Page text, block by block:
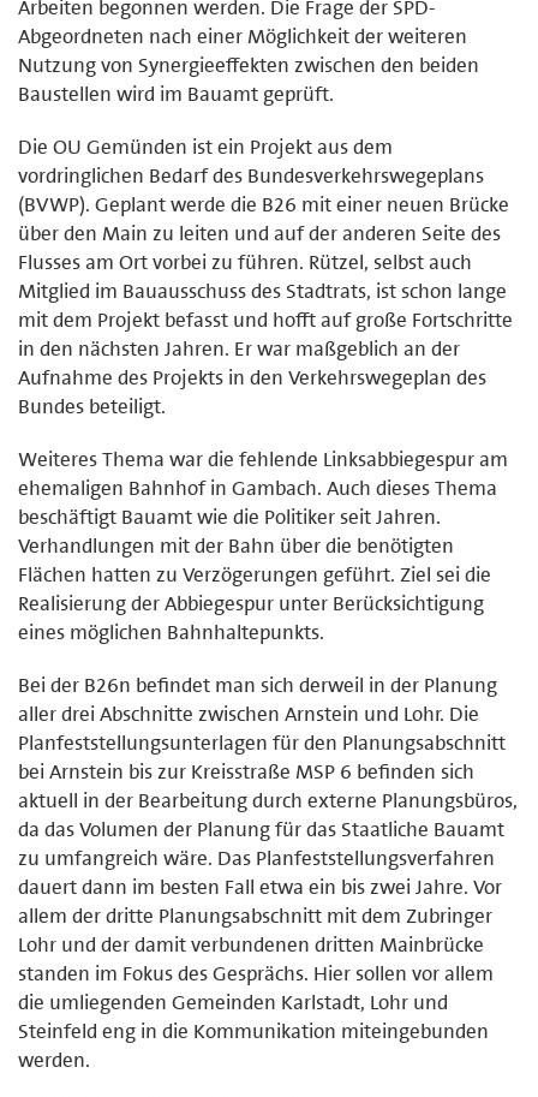
Arbeiten begonnen werden. Die Frage der SPD-
Abgeordneten nach einer Möglichkeit der weiteren
Nutzung von Synergieeffekten zwischen den beiden
Baustellen wird im Bauamt geprüft.
Die OU Gemünden ist ein Projekt aus dem
vordringlichen Bedarf des Bundesverkehrswegeplans
(BVWP). Geplant werde die B26 mit einer neuen Brücke
über den Main zu leiten und auf der anderen Seite des
Flusses am Ort vorbei zu führen. Rützel, selbst auch
Mitglied im Bauausschuss des Stadtrats, ist schon lange
mit dem Projekt befasst und hofft auf große Fortschritte
in den nächsten Jahren. Er war maßgeblich an der
Aufnahme des Projekts in den Verkehrswegeplan des
Bundes beteiligt.
Weiteres Thema war die fehlende Linksabbiegespur am
ehemaligen Bahnhof in Gambach. Auch dieses Thema
beschäftigt Bauamt wie die Politiker seit Jahren.
Verhandlungen mit der Bahn über die benötigten
Flächen hatten zu Verzögerungen geführt. Ziel sei die
Realisierung der Abbiegespur unter Berücksichtigung
eines möglichen Bahnhaltepunkts.
Bei der B26n befindet man sich derweil in der Planung
aller drei Abschnitte zwischen Arnstein und Lohr. Die
Planfeststellungsunterlagen für den Planungsabschnitt
bei Arnstein bis zur Kreisstraße MSP 6 befinden sich
aktuell in der Bearbeitung durch externe Planungsbüros,
da das Volumen der Planung für das Staatliche Bauamt
zu umfangreich wäre. Das Planfeststellungsverfahren
dauert dann im besten Fall etwa ein bis zwei Jahre. Vor
allem der dritte Planungsabschnitt mit dem Zubringer
Lohr und der damit verbundenen dritten Mainbrücke
standen im Fokus des Gesprächs. Hier sollen vor allem
die umliegenden Gemeinden Karlstadt, Lohr und
Steinfeld eng in die Kommunikation miteingebunden
werden.